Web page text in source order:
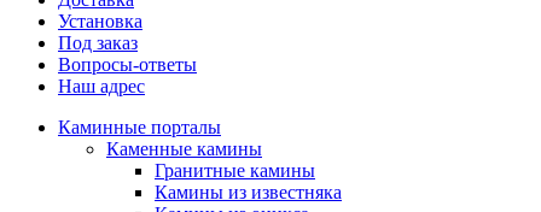
Установка
Под заказ
Вопросы-ответы
Наш адрес
Каминные порталы
Каменные камины
Гранитные камины
Камины из известняка